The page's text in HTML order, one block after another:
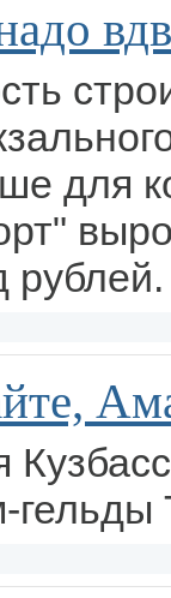
для